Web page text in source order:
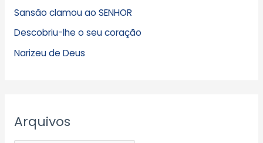
Sansão clamou ao SENHOR
Descobriu-lhe o seu coração
Narizeu de Deus
Arquivos